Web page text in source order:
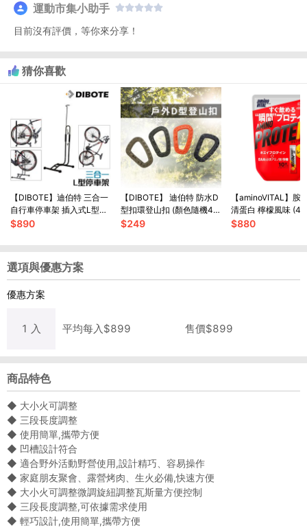
運動市集小助手
目前沒有評價，等你來分享！
猜你喜歡
【DIBOTE】迪伯特 三合一
自行車停車架 插入式L型停
車架 腳踏車展示架
$890
【DIBOTE】 迪伯特 防水D
型扣環登山扣 (顏色隨機4
入)- 8.5cm戰術D型扣
$249
【aminoVITAL】胺
清蛋白 檸檬風味
10小包)
$880
選項與優惠方案
優惠方案
1 入 平均每入$899 售價$899
商品特色
◆ 大小火可調整
◆ 三段長度調整
◆ 使用簡單,攜帶方便
◆ 凹槽設計符合
◆ 適合野外活動野營使用,設計精巧、容易操作
◆ 家庭朋友聚會、露營烤肉、生火必備,快速方便
◆ 大小火可調整微調旋紐調整瓦斯量方便控制
◆ 三段長度調整,可依據需求使用
◆ 輕巧設計,使用簡單,攜帶方便